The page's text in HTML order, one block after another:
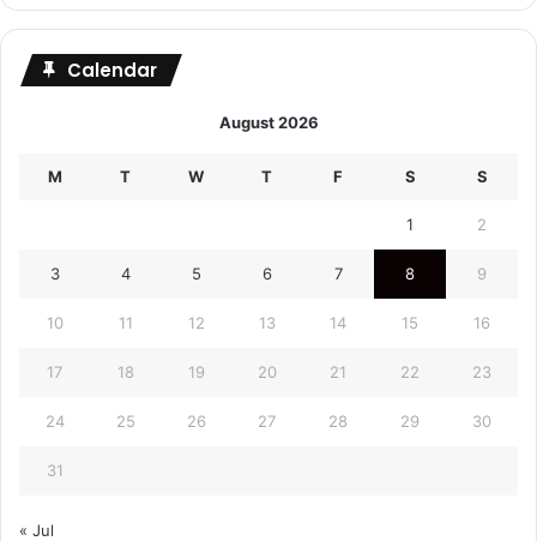
Calendar
August 2026
M T W T F S S
1 2
3 4 5 6 7 8 9
10 11 12 13 14 15 16
17 18 19 20 21 22 23
24 25 26 27 28 29 30
31
« Jul